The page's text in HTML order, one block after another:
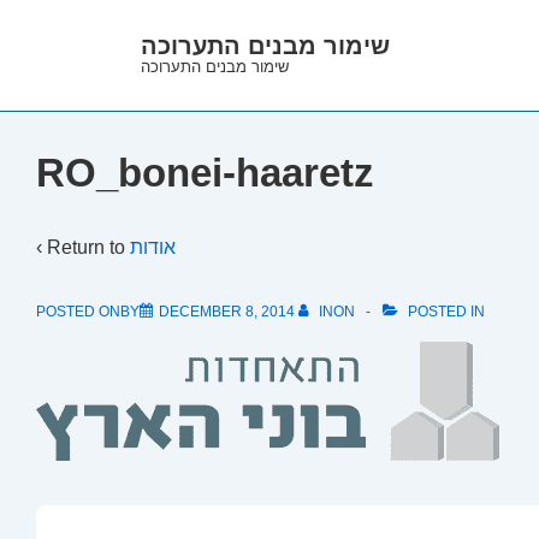
Main
שימור מבנים התערוכה
שימור מבנים התערוכה
RO_bonei-haaretz
‹ Return to אודות
POSTED ONBY DECEMBER 8, 2014 INON POSTED IN